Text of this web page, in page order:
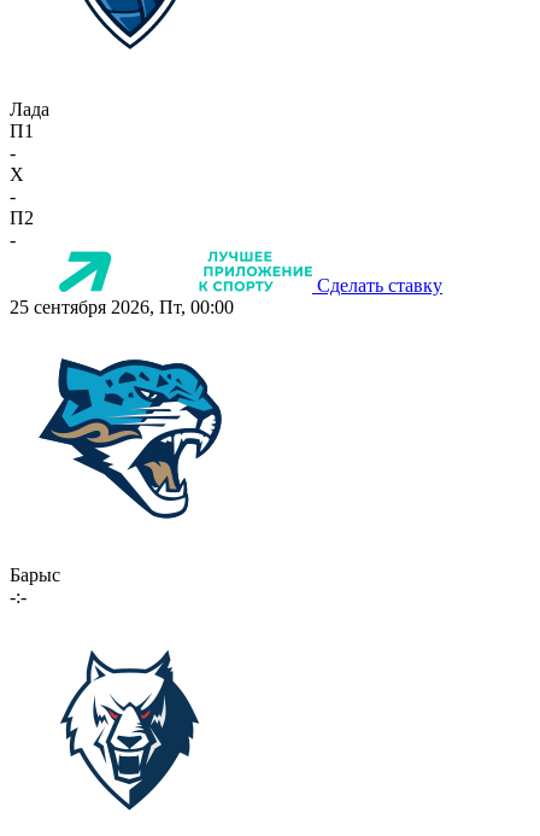
Лада
П1
-
X
-
П2
-
Сделать ставку
25 сентября 2026, Пт, 00:00
Барыс
-:-